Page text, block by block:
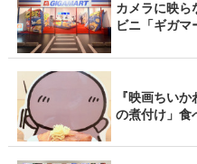
カメラに映
ビニ「ギガマ
『映画ちい
の煮付け」食